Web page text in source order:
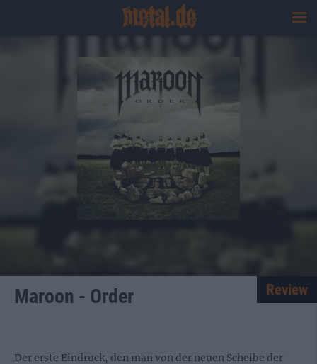
Maroon - Order Review
Der erste Eindruck, den man von der neuen Scheibe der